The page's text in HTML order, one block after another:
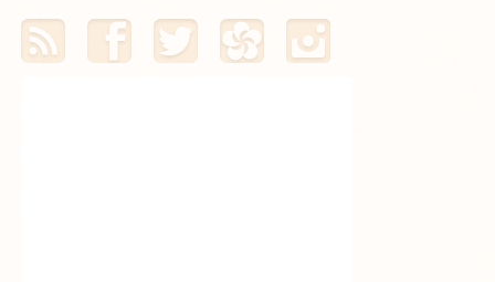
Mon flux RSSMon profil Facebook
Mon profil TwitterMon profil Hellocoton